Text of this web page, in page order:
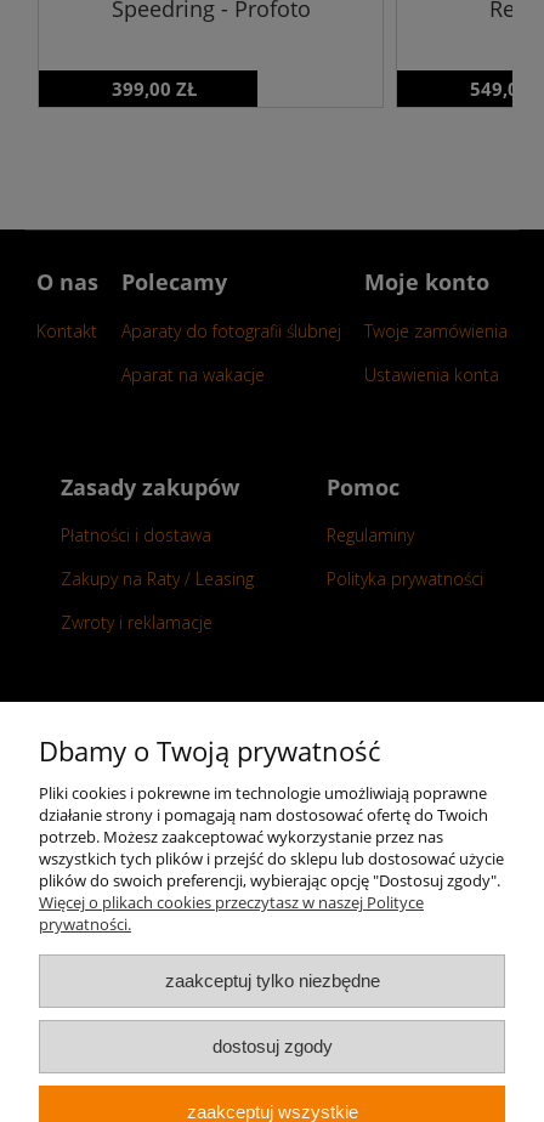
Speedring - Profoto
399,00 ZŁ 549,00
O nas
Kontakt
Polecamy
Aparaty do fotografii ślubnej
Aparat na wakacje
Moje konto
Twoje zamówienia
Ustawienia konta
Zasady zakupów
Płatności i dostawa
Zakupy na Raty / Leasing
Zwroty i reklamacje
Pomoc
Regulaminy
Polityka prywatności
Kontakt
+48 696 50 70 20
sklep@notopstryk.pl
Dbamy o Twoją prywatność
Pliki cookies i pokrewne im technologie umożliwiają poprawne
działanie strony i pomagają nam dostosować ofertę do Twoich
potrzeb. Możesz zaakceptować wykorzystanie przez nas
wszystkich tych plików i przejść do sklepu lub dostosować użycie
plików do swoich preferencji, wybierając opcję "Dostosuj zgody".
Więcej o plikach cookies przeczytasz w naszej Polityce
prywatności.
zaakceptuj tylko niezbędne
dostosuj zgody
zaakceptuj wszystkie